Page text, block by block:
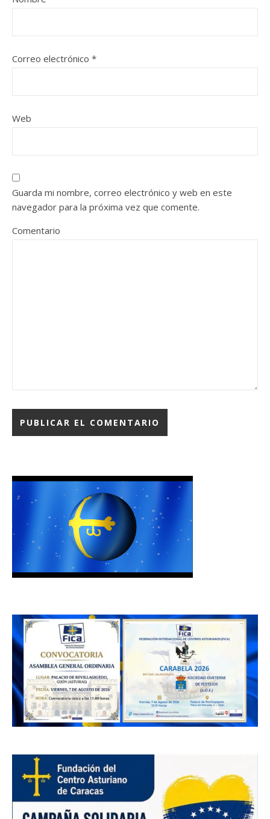
Correo electrónico *
Web
Guarda mi nombre, correo electrónico y web en este
navegador para la próxima vez que comente.
Comentario